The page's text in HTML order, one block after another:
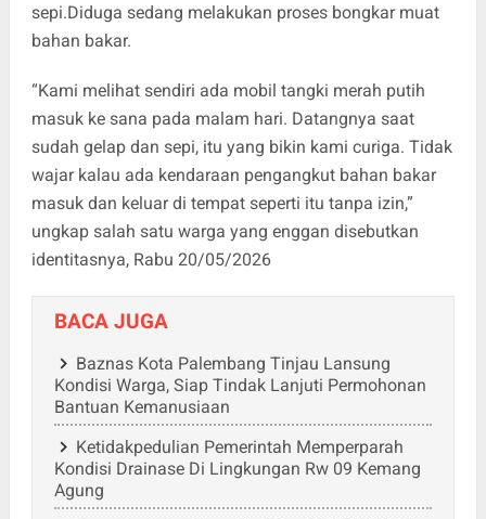
sepi.Diduga sedang melakukan proses bongkar muat
bahan bakar.
“Kami melihat sendiri ada mobil tangki merah putih
masuk ke sana pada malam hari. Datangnya saat
sudah gelap dan sepi, itu yang bikin kami curiga. Tidak
wajar kalau ada kendaraan pengangkut bahan bakar
masuk dan keluar di tempat seperti itu tanpa izin,”
ungkap salah satu warga yang enggan disebutkan
identitasnya, Rabu 20/05/2026
BACA JUGA
Baznas Kota Palembang Tinjau Lansung
Kondisi Warga, Siap Tindak Lanjuti Permohonan
Bantuan Kemanusiaan
Ketidakpedulian Pemerintah Memperparah
Kondisi Drainase Di Lingkungan Rw 09 Kemang
Agung